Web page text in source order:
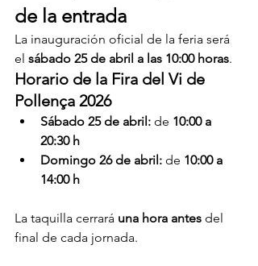
de la entrada
La inauguración oficial de la feria será
el sábado 25 de abril a las 10:00 horas.
Horario de la Fira del Vi de
Pollença 2026
Sábado 25 de abril: de 10:00 a
20:30 h
Domingo 26 de abril: de 10:00 a
14:00 h
La taquilla cerrará una hora antes del
final de cada jornada.